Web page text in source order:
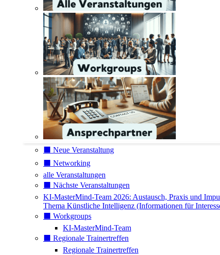
⬛️ Neue Veranstaltung
⬛️ Networking
alle Veranstaltungen
⬛️ Nächste Veranstaltungen
KI-MasterMind-Team 2026: Austausch, Praxis und
Thema Künstliche Intelligenz (Informationen für
⬛️ Workgroups
KI-MasterMind-Team
⬛️ Regionale Trainertreffen
Regionale Trainertreffen